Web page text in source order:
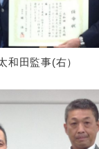
和田監事(右）